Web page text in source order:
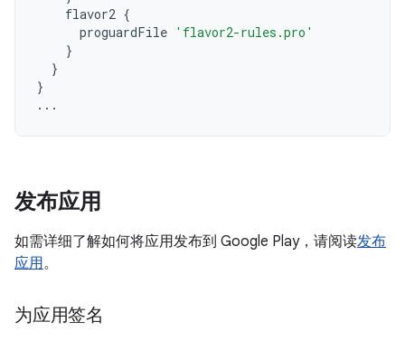
flavor2 {
proguardFile 'flavor2-rules.pro'
}
}
}
...
发布应用
如需详细了解如何将应用发布到 Google Play，请阅读发布
应用。
为应用签名